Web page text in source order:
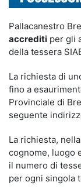
Pallacanestro
accrediti per gli
della tessera
La richiesta di
fino a
Provinciale di
seguente
La richiesta,
cognome, luogo
il numero di
per ogni singola